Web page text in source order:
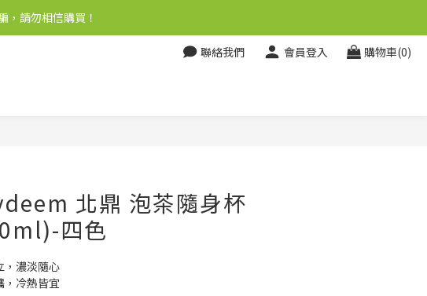
，請勿相信購買！
聯絡我們 會員登入 購物車(0)
北鼎 泡茶隨身杯
四色
，濃淡隨心
，冷熱皆宜